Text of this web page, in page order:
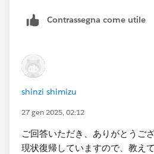
Contrassegna come utile
shinzi shimizu
27 gen 2025, 02:12
ご回答いただき、ありがとうござ
現状復帰していますので、教え